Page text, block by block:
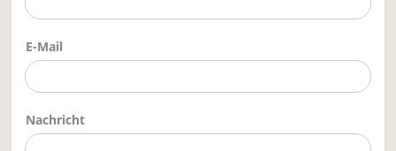
E-Mail
Nachricht